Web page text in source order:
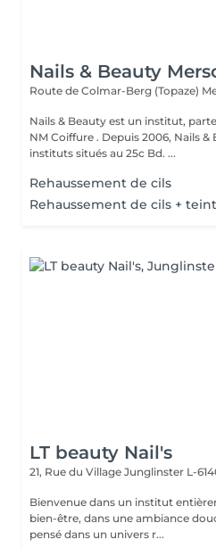
Nails & Beauty
Route de Colmar-Berg (Topaze)
Nails & Beauty est un institut,
NM Coiffure . Depuis 2006, Nails
instituts situés au 25c Bd. ...
Rehaussement de cils
Rehaussement de cils +
LT beauty Nail's
21, Rue du Village Junglinster L-
Bienvenue dans un institut
bien-être, dans une ambiance
pensé dans un univers r...